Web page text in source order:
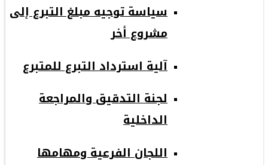
سياسة توجيه مبلغ التبرع إلى
مشروع أخر
آلية استرداد التبرع للمتبرع
لجنة التدقيق والمراجعة
الداخلية
اللجان الفرعية ومهامها